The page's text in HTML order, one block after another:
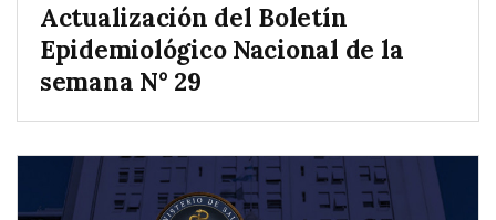
Actualización del Boletín
Epidemiológico Nacional de la
semana N° 29